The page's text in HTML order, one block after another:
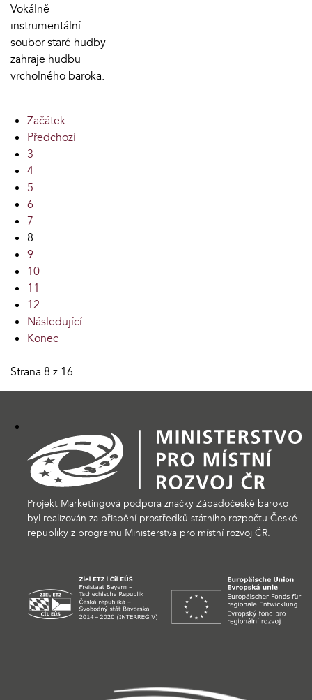
Vokálně
instrumentální
soubor staré hudby
zahraje hudbu
vrcholného baroka.
Začátek
Předchozí
3
4
5
6
7
8
9
10
11
12
Následující
Konec
Strana 8 z 16
Projekt Marketingová podpora značky Západočeské baroko
byl realizován za přispění prostředků státního rozpočtu České
republiky z programu Ministerstva pro místní rozvoj ČR.